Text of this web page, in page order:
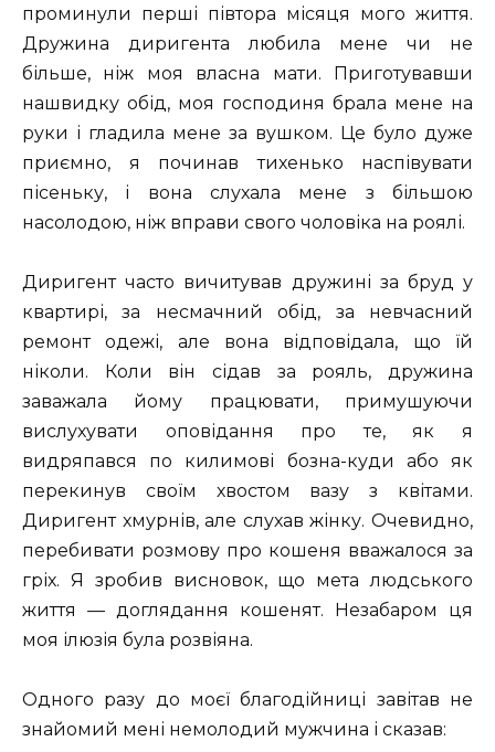
проминули перші півтора місяця мого життя.
Дружина диригента любила мене чи не
більше, ніж моя власна мати. Приготувавши
нашвидку обід, моя господиня брала мене на
руки і гладила мене за вушком. Це було дуже
приємно, я починав тихенько наспівувати
пісеньку, і вона слухала мене з більшою
насолодою, ніж вправи свого чоловіка на роялі.
Диригент часто вичитував дружині за бруд у
квартирі, за несмачний обід, за невчасний
ремонт одежі, але вона відповідала, що їй
ніколи. Коли він сідав за рояль, дружина
заважала йому працювати, примушуючи
вислухувати оповідання про те, як я
видряпався по килимові бозна-куди або як
перекинув своїм хвостом вазу з квітами.
Диригент хмурнів, але слухав жінку. Очевидно,
перебивати розмову про кошеня вважалося за
гріх. Я зробив висновок, що мета людського
життя — доглядання кошенят. Незабаром ця
моя ілюзія була розвіяна.
Одного разу до моєї благодійниці завітав не
знайомий мені немолодий мужчина і сказав: